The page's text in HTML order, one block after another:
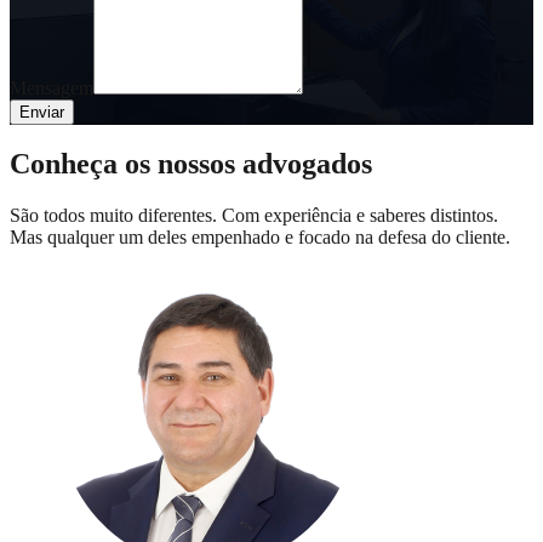
Enviar
Conheça os nossos advogados
São todos muito diferentes. Com experiência e saberes distintos.
Mas qualquer um deles empenhado e focado na defesa do cliente.